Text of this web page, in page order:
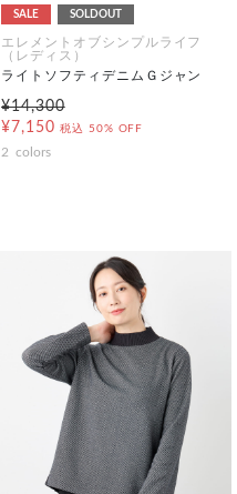
SALE SOLDOUT
エレメントオブシンプルライフ
（レディス）
ライトソフティデニムＧジャン
¥14,300
¥7,150 税込 50% OFF
2 colors